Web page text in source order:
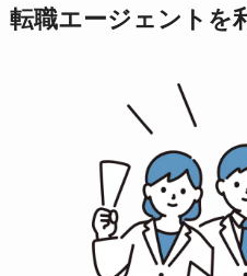
転職エージェントを